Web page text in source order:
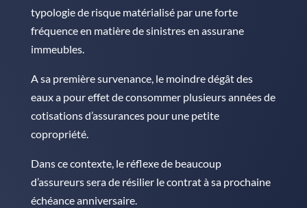
typologie de risque matérialisé par une forte
fréquence en matière de sinistres en assurane
immeubles.
A sa première survenance, le moindre dégât des
eaux a pour effet de consommer plusieurs années de
cotisations d’assurances pour une petite
copropriété.
Dans ce contexte, le réflexe de beaucoup
d’assureurs sera de résilier le contrat à sa prochaine
échéance anniversaire.